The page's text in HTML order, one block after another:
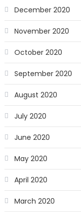
December 2020
November 2020
October 2020
September 2020
August 2020
July 2020
June 2020
May 2020
April 2020
March 2020